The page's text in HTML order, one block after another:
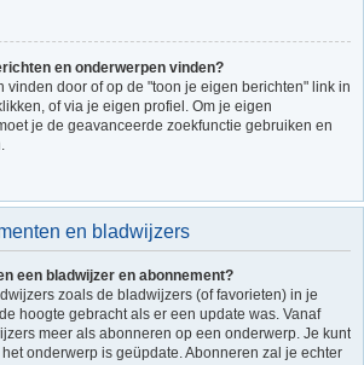
en onderwerpen vinden?
vinden door of op de "toon je eigen berichten" link in
of via je eigen profiel. Om je eigen
je de geavanceerde zoekfunctie gebruiken en
en bladwijzers
een bladwijzer en abonnement?
zoals de bladwijzers (of favorieten) in je
hoogte gebracht als er een update was. Vanaf
meer als abonneren op een onderwerp. Je kunt
onderwerp is geüpdate. Abonneren zal je echter